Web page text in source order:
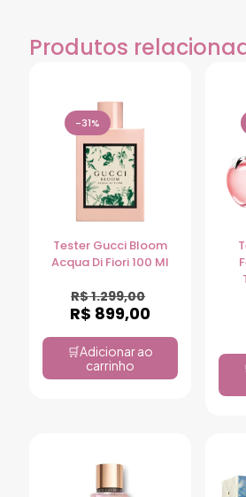
Produtos
-31%
Tester Gucci Bloom
Acqua Di Fiori 100 Ml
R$1.299,00
R$ 899,00
Adicionar ao
carrinho